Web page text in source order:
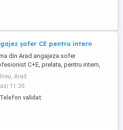
șofer CE pentru intern
din Arad angajeza sofer
C+E, prelata, pentru intern,
platite, se circula doar la program,
6500 - 7500 km pe luna, nu se
noaptea, wekendul liber, Salariu fix
lei
Ineu, Arad
azi 11:30
Telefon validat